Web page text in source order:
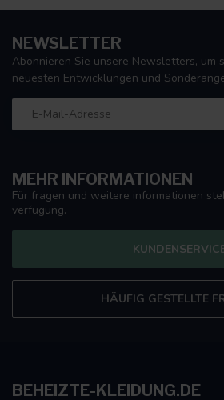
MEHR INFORMATIONEN
Für fragen und weitere informationen
verfügung.
HÄUFIG GESTELLTE
NEWSLETTER
Abonnieren Sie unsere Newsletters, um
neuesten Entwicklungen und
BEHEIZTE-KLEIDUNG.DE